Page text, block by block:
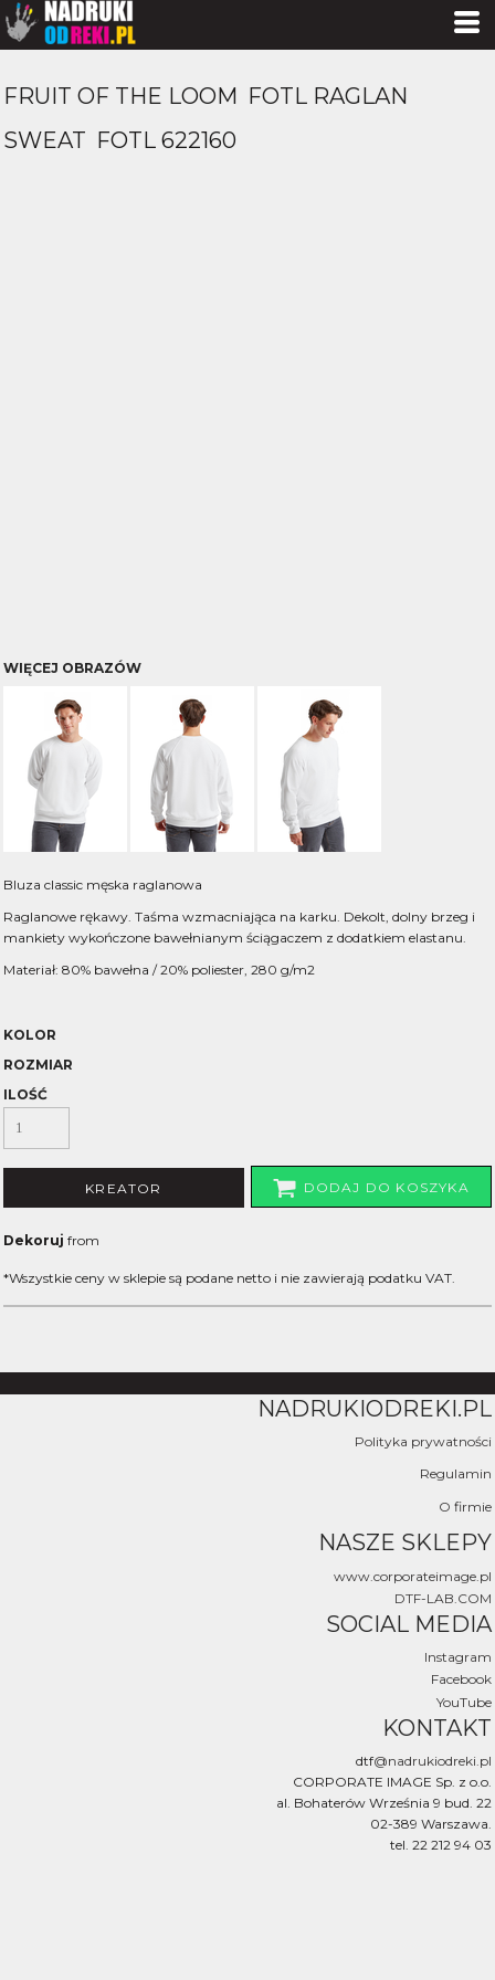
FRUIT OF THE LOOM FOTL RAGLAN
SWEAT FOTL 622160
WIĘCEJ OBRAZÓW
Bluza classic męska raglanowa
Raglanowe rękawy. Taśma wzmacniająca na karku. Dekolt, dolny brzeg i
mankiety wykończone bawełnianym ściągaczem z dodatkiem elastanu.
Materiał: 80% bawełna / 20% poliester, 280 g/m2
KOLOR
ROZMIAR
ILOŚĆ
KREATOR DODAJ DO KOSZYKA
Dekoruj from
*Wszystkie ceny w sklepie są podane netto i nie zawierają podatku VAT.
NADRUKIODREKI.PL
Polityka prywatności
Regulamin
O firmie
NASZE SKLEPY
www.corporateimage.pl
DTF-LAB.COM
SOCIAL MEDIA
Instagram
Facebook
YouTube
KONTAKT
dtf@nadrukiodreki.pl
CORPORATE IMAGE Sp. z o.o.
al. Bohaterów Września 9 bud. 22
02-389 Warszawa.
tel. 22 212 94 03